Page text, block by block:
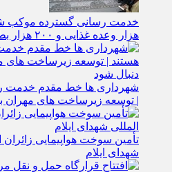
هزار وعده غذایی و ۲۰۰ هزار بطری آب معدنی
شهرداری‌ ها خط مقدم خدمت
| توسعه زیرساخت ‌های مهران
تأمین سوخت هواپیمایی زائران
شهدای ایلام